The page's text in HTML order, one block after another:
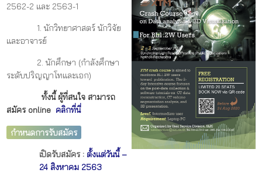
2562-2 และ 2563-1
1. นักวิทยาศาสตร์ นักวิจัย
และอาจารย์
2. นักศึกษา (กำลังศึกษา
ระดับปริญญาโทและเอก)
ทั้งนี้ ผู้ที่สนใจ สามารถ
สมัคร online คลิกที่นี่
กำหนดการรับสมัคร
เปิดรับสมัคร : ตั้งแต่วันนี้ –
24 สิงหาคม 2563